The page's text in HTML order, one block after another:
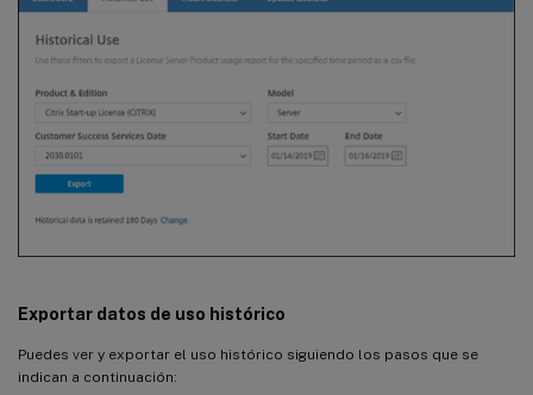
Exportar datos de uso histórico
Puedes ver y exportar el uso histórico siguiendo los pasos que se
indican a continuación: